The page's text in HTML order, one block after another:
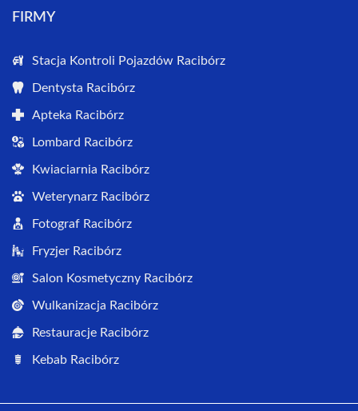
FIRMY
Stacja Kontroli Pojazdów Racibórz
Dentysta Racibórz
Apteka Racibórz
Lombard Racibórz
Kwiaciarnia Racibórz
Weterynarz Racibórz
Fotograf Racibórz
Fryzjer Racibórz
Salon Kosmetyczny Racibórz
Wulkanizacja Racibórz
Restauracje Racibórz
Kebab Racibórz